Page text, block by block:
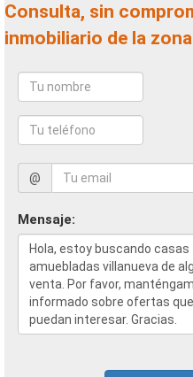
Consulta, sin compromiso, a un agente
inmobiliario de la zona
@
Mensaje: